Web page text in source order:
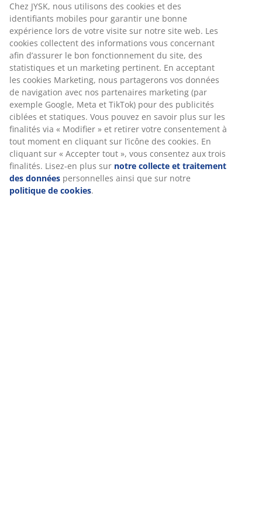
Chez JYSK, nous utilisons des cookies et des
identifiants mobiles pour garantir une bonne
expérience lors de votre visite sur notre site web. Les
cookies collectent des informations vous concernant
afin d’assurer le bon fonctionnement du site, des
statistiques et un marketing pertinent. En acceptant
les cookies Marketing, nous partagerons vos données
de navigation avec nos partenaires marketing (par
exemple Google, Meta et TikTok) pour des publicités
ciblées et statiques. Vous pouvez en savoir plus sur les
finalités via « Modifier » et retirer votre consentement à
tout moment en cliquant sur l’icône des cookies. En
cliquant sur « Accepter tout », vous consentez aux trois
finalités. Lisez-en plus sur notre collecte et traitement
des données personnelles ainsi que sur notre
politique de cookies.